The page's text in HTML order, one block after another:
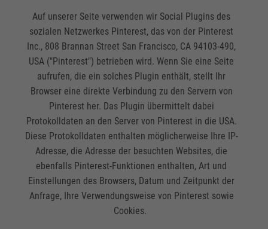
Auf unserer Seite verwenden wir Social Plugins des
sozialen Netzwerkes Pinterest, das von der Pinterest
Inc., 808 Brannan Street San Francisco, CA 94103-490,
USA ("Pinterest") betrieben wird. Wenn Sie eine Seite
aufrufen, die ein solches Plugin enthält, stellt Ihr
Browser eine direkte Verbindung zu den Servern von
Pinterest her. Das Plugin übermittelt dabei
Protokolldaten an den Server von Pinterest in die USA.
Diese Protokolldaten enthalten möglicherweise Ihre IP-
Adresse, die Adresse der besuchten Websites, die
ebenfalls Pinterest-Funktionen enthalten, Art und
Einstellungen des Browsers, Datum und Zeitpunkt der
Anfrage, Ihre Verwendungsweise von Pinterest sowie
Cookies.